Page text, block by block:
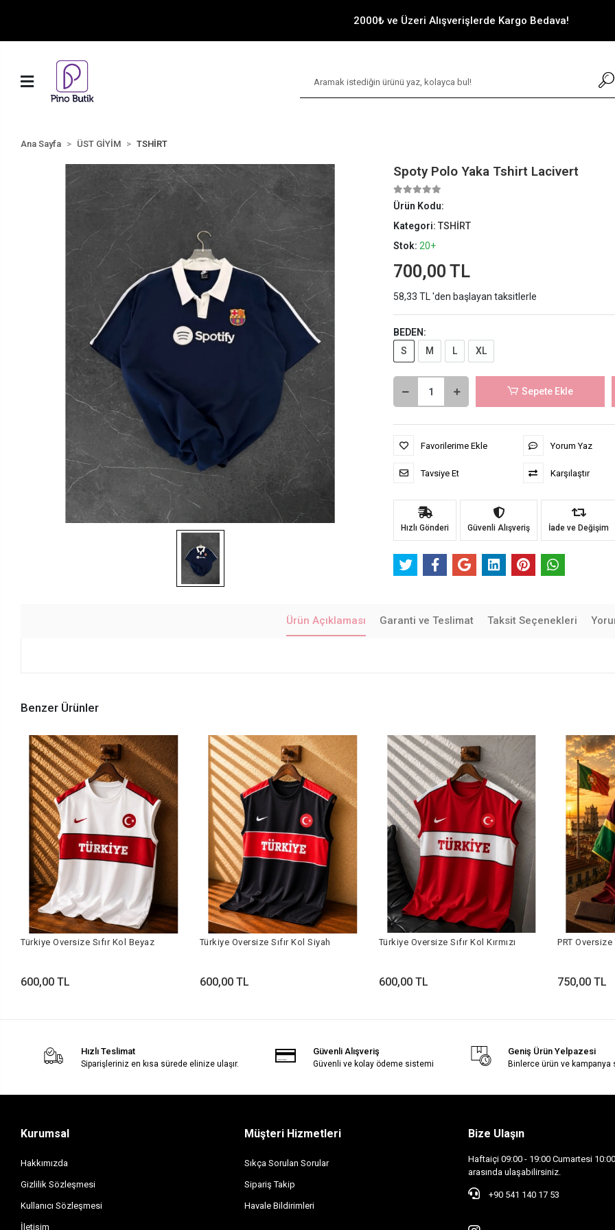
2000₺ ve Üzeri Alışverişlerde Kargo Bedava!
Ana Sayfa ÜST GİYİM TSHİRT
Spoty Polo Yaka Tshirt Lacivert
Ürün Kodu:
Kategori:TSHİRT
Stok:20+
700,00 TL
58,33 TL 'den başlayan taksitlerle
BEDEN:
S
M L XL
Sepete Ekle
Favorilerime Ekle
Tavsiye Et
Yorum Yaz
Karşılaştır
Hızlı Gönderi Güvenli Alışveriş İade ve Değişim
Ürün Açıklaması Garanti ve Teslimat Taksit Seçenekleri
Benzer Ürünler
Türkiye Oversize Sıfır Kol Beyaz
600,00 TL
Türkiye Oversize Sıfır Kol Siyah
600,00 TL
Türkiye Oversize Sıfır Kol Kırmızı
600,00 TL
PRT Oversize
750,00 TL
Hızlı Teslimat
Siparişleriniz en kısa sürede elinize ulaşır.
Güvenli Alışveriş
Güvenli ve kolay ödeme sistemi
Geniş Ürün Yelpazesi
Binlerce ürün ve kampanya
Kurumsal
Hakkımızda
Gizlilik Sözleşmesi
Kullanıcı Sözleşmesi
İletişim
Müşteri Hizmetleri
Sıkça Sorulan Sorular
Sipariş Takip
Havale Bildirimleri
Bize Ulaşın
Haftaiçi 09:00 - 19:00 Cumartesi
arasında ulaşabilirsiniz.
+90 541 140 17 53